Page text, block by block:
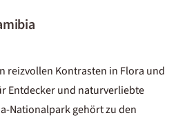
reizvollen Kontrasten in Flora und
Entdecker und naturverliebte
Nationalpark gehört zu den